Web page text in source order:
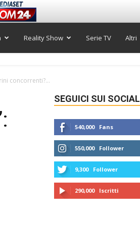
Reality Show Serie TV Altri
concorrenti?...
SEGUICI SUI SOCIAL
540,000 Fans
550,000 Follower
9,300 Follower
290,000 Iscritti